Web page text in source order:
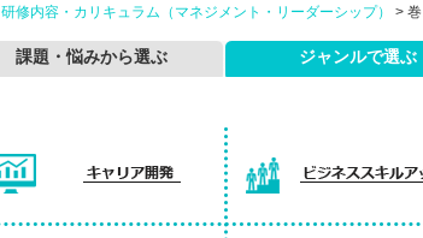
研修内容・カリキュラム（マネジメント・リーダーシップ） >
課題・悩みから選ぶ ジャンルで選ぶ